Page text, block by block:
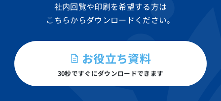
社内回覧や印刷を希望する方は
こちらからダウンロードください。
お役立ち資料
30秒ですぐにダウンロードできます